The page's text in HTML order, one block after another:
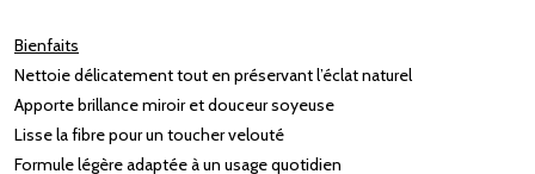
Bienfaits
Nettoie délicatement tout en préservant l’éclat naturel
Apporte brillance miroir et douceur soyeuse
Lisse la fibre pour un toucher velouté
Formule légère adaptée à un usage quotidien